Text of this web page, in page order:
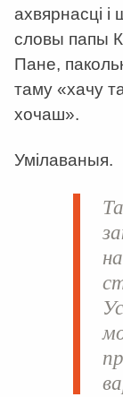
ахвярнасці
словы папы
Пане,
таму «хачу
хочаш».
Умілаваныя.